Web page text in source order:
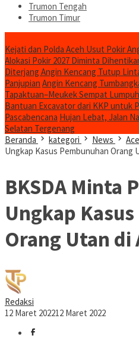
Trumon Tengah
Trumon Timur
Kejati dan Polda Aceh Usut Pokir
Alokasi Pokir 2027 Diminta
Diterjang Angin Kencang Tutup
Panjupian Angin Kencang
Tapaktuan–Meukek Sempat Lumpuh
Bantuan Excavator dari KKP untuk
Pascabencana Hujan Lebat, Jalan
Selatan Tergenang
Beranda
kategori News
Ungkap Kasus Pembunuhan Orang
BKSDA Minta
Ungkap
Orang Utan di
Redaksi
12 Maret 202212 Maret 2022